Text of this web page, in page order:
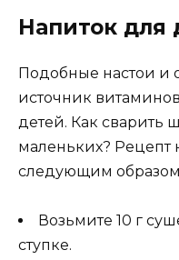
Напиток для
Подобные настои и
источник
детей. Как сварить
маленьких? Рецепт
следующим
Возьмите 10 г
ступке.